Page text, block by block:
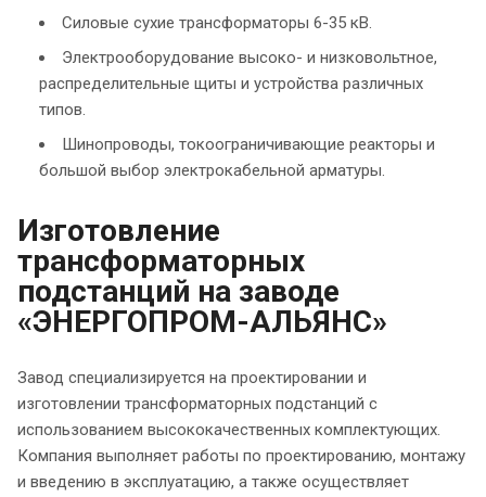
Силовые сухие трансформаторы 6-35 кВ.
Электрооборудование высоко- и низковольтное,
распределительные щиты и устройства различных
типов.
Шинопроводы, токоограничивающие реакторы и
большой выбор электрокабельной арматуры.
Изготовление
трансформаторных
подстанций на заводе
«ЭНЕРГОПРОМ-АЛЬЯНС»
Завод специализируется на проектировании и
изготовлении трансформаторных подстанций с
использованием высококачественных комплектующих.
Компания выполняет работы по проектированию, монтажу
и введению в эксплуатацию, а также осуществляет